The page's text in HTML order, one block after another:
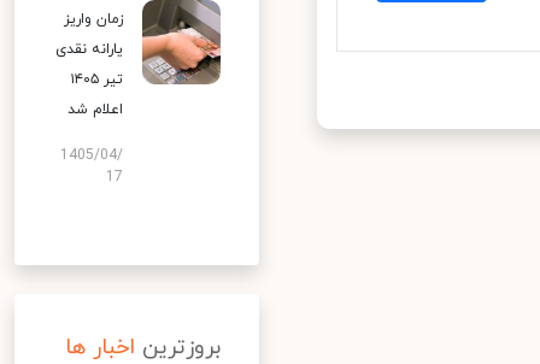
زمان واریز
یارانه نقدی
تیر ۱۴۰۵
اعلام شد
1405/04/
17
بروزترین اخبار ها